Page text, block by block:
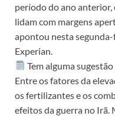
período do ano
lidam com margens
apontou nesta
Experian.
Tem alguma
Entre os fatores da
os fertilizantes e os
efeitos da guerra no Irã.